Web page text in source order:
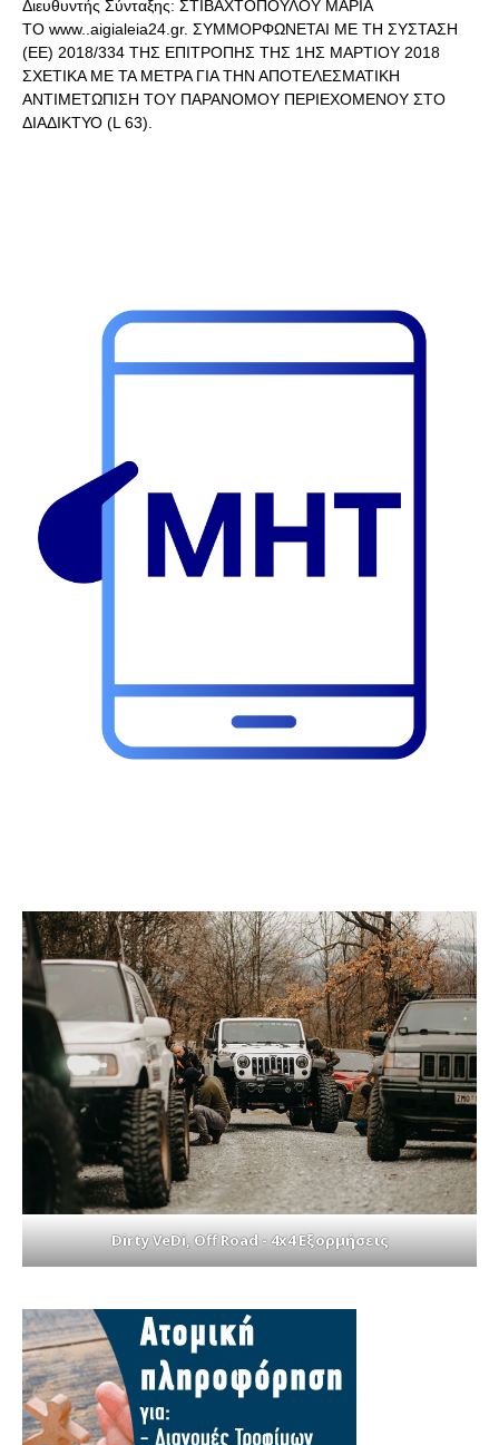
Διευθυντής Σύνταξης: ΣΤΙΒΑΧΤΟΠΟΥΛΟΥ ΜΑΡΙΑ
ΤΟ www..aigialeia24.gr. ΣΥΜΜΟΡΦΩΝΕΤΑΙ ΜΕ ΤΗ ΣΥΣΤΑΣΗ
(ΕΕ) 2018/334 ΤΗΣ ΕΠΙΤΡΟΠΗΣ ΤΗΣ 1ΗΣ ΜΑΡΤΙΟΥ 2018
ΣΧΕΤΙΚΑ ΜΕ ΤΑ ΜΕΤΡΑ ΓΙΑ ΤΗΝ ΑΠΟΤΕΛΕΣΜΑΤΙΚΗ
ΑΝΤΙΜΕΤΩΠΙΣΗ ΤΟΥ ΠΑΡΑΝΟΜΟΥ ΠΕΡΙΕΧΟΜΕΝΟΥ ΣΤΟ
ΔΙΑΔΙΚΤΥΟ (L 63).
Dirty VeDi, Off Road - 4x4 Εξορμήσεις